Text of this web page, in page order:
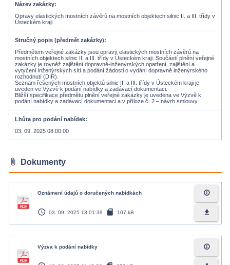
Název zakázky
Opravy elastických mostních závěrů na mostních objektech silnic II. a III. třídy v
Ústeckém kraji
Stručný popis (předmět zakázky)
Předmětem veřejné zakázky jsou opravy elastických mostních závěrů na
mostních objektech silnic II. a III. třídy v Ústeckém kraji. Součástí plnění veřejné
zakázky je rovněž zajištění dopravně-inženýrských opatření, zajištění a
vytyčení inženýrských sítí a podání žádosti o vydání dopravně inženýrského
rozhodnutí (DIR).
Seznam řešených mostních objektů silnic II. a III. třídy v Ústeckém kraji je
uveden ve Výzvě k podání nabídky a zadávací dokumentaci.
Bližší specifikace předmětu plnění veřejné zakázky je uvedena ve Výzvě k
podání nabídky a zadávací dokumentaci a v příloze č. 2 – návrh smlouvy.
Lhůta pro podání nabídek
03. 09. 2025 08:00:00
attach_file Dokumenty
Oznámení údajů o doručených nabídkách
access_time 03. 09. 2025 13:01:39 sd_card 107 kB
info_outline
file_download
Výzva k podání nabídky info_outline